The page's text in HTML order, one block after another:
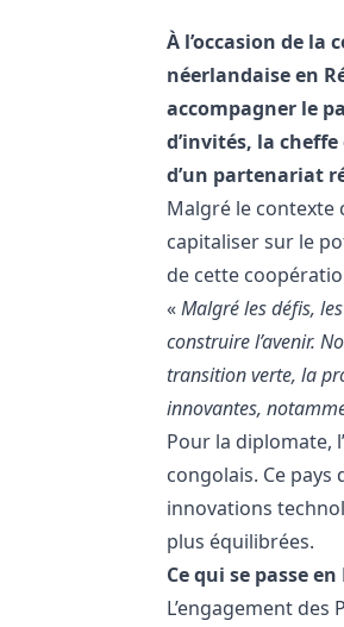
À l’occasion de
néerlandaise en
accompagner le
d’invités, la
d’un partenariat
Malgré le contexte
capitaliser sur le
de cette
«Malgré les défis,
construire l’avenir.
transition verte, la
innovantes,
Pour la diplomate,
congolais. Ce pays
innovations
plus équilibrées.
Ce qui se passe
L’engagement des